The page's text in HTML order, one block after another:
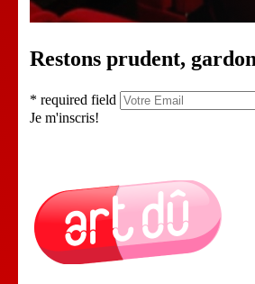
Restons prudent,
* required field
Je m'inscris!